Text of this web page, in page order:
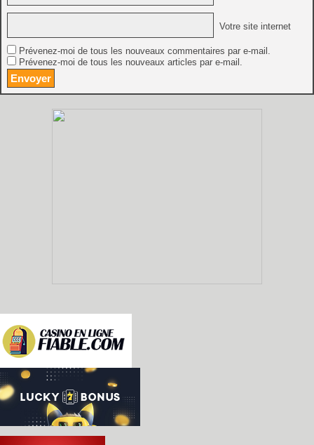
Votre site internet
Prévenez-moi de tous les nouveaux commentaires par e-mail.
Prévenez-moi de tous les nouveaux articles par e-mail.